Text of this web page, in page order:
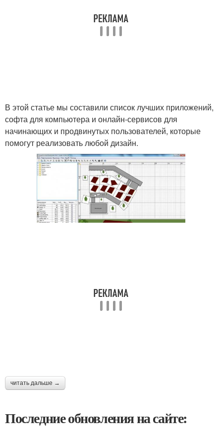
В этой статье мы составили список лучших приложений,
софта для компьютера и онлайн-сервисов для
начинающих и продвинутых пользователей, которые
помогут реализовать любой дизайн.
читать дальше →
Последние обновления на сайте: